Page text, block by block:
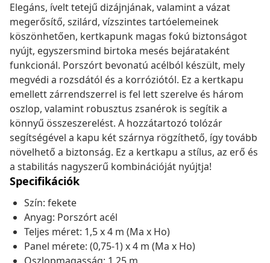
Elegáns, ívelt tetejű dizájnjának, valamint a vázat
megerősítő, szilárd, vízszintes tartóelemeinek
köszönhetően, kertkapunk magas fokú biztonságot
nyújt, egyszersmind birtoka mesés bejárataként
funkcionál. Porszórt bevonatú acélból készült, mely
megvédi a rozsdától és a korróziótól. Ez a kertkapu
emellett zárrendszerrel is fel lett szerelve és három
oszlop, valamint robusztus zsanérok is segítik a
könnyű összeszerelést. A hozzátartozó tolózár
segítségével a kapu két szárnya rögzíthető, így tovább
növelhető a biztonság. Ez a kertkapu a stílus, az erő és
a stabilitás nagyszerű kombinációját nyújtja!
Specifikációk
Szín: fekete
Anyag: Porszórt acél
Teljes méret: 1,5 x 4 m (Ma x Ho)
Panel mérete: (0,75-1) x 4 m (Ma x Ho)